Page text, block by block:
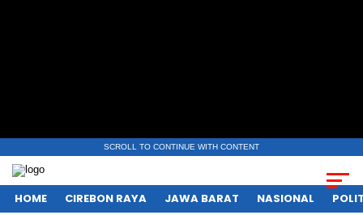
SCROLL TO CONTINUE WITH CONTENT
HOME CIREBON RAYA JAWA BARAT NASIONAL